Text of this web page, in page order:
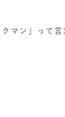
マン」って言